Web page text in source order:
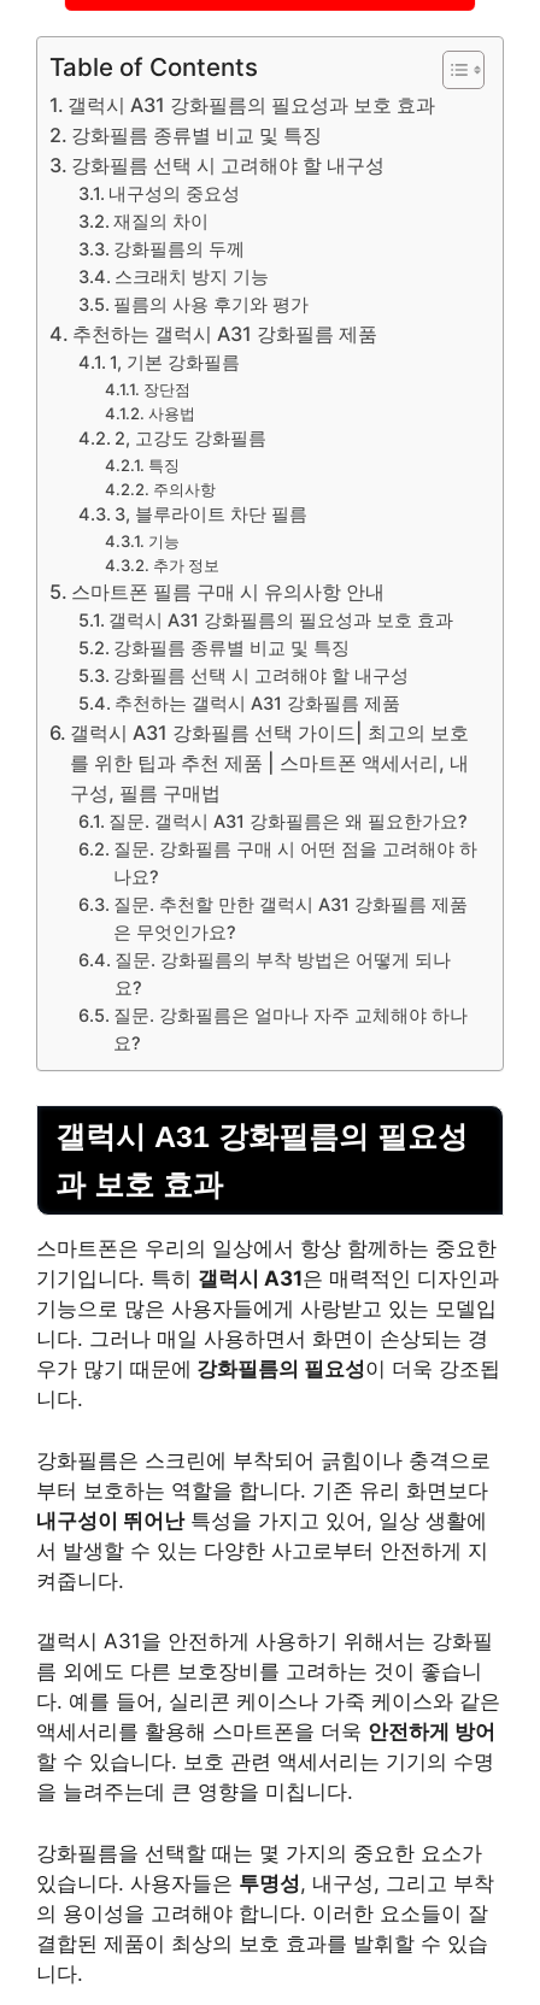
Table of Contents
갤럭시 A31 강화필름의 필요성과 보호 효과
강화필름 종류별 비교 및 특징
강화필름 선택 시 고려해야 할 내구성
내구성의 중요성
재질의 차이
강화필름의 두께
스크래치 방지 기능
필름의 사용 후기와 평가
추천하는 갤럭시 A31 강화필름 제품
1, 기본 강화필름
장단점
사용법
2, 고강도 강화필름
특징
주의사항
3, 블루라이트 차단 필름
기능
추가 정보
스마트폰 필름 구매 시 유의사항 안내
갤럭시 A31 강화필름의 필요성과 보호 효과
강화필름 종류별 비교 및 특징
강화필름 선택 시 고려해야 할 내구성
추천하는 갤럭시 A31 강화필름 제품
갤럭시 A31 강화필름 선택 가이드| 최고의 보호
를 위한 팁과 추천 제품 | 스마트폰 액세서리, 내
구성, 필름 구매법
질문. 갤럭시 A31 강화필름은 왜 필요한가요?
질문. 강화필름 구매 시 어떤 점을 고려해야 하
나요?
질문. 추천할 만한 갤럭시 A31 강화필름 제품
은 무엇인가요?
질문. 강화필름의 부착 방법은 어떻게 되나
요?
질문. 강화필름은 얼마나 자주 교체해야 하나
요?
갤럭시 A31 강화필름의 필요성
과 보호 효과
스마트폰은 우리의 일상에서 항상 함께하는 중요한
기기입니다. 특히 갤럭시 A31은 매력적인 디자인과
기능으로 많은 사용자들에게 사랑받고 있는 모델입
니다. 그러나 매일 사용하면서 화면이 손상되는 경
우가 많기 때문에 강화필름의 필요성이 더욱 강조됩
니다.
강화필름은 스크린에 부착되어 긁힘이나 충격으로
부터 보호하는 역할을 합니다. 기존 유리 화면보다
내구성이 뛰어난특성을 가지고 있어, 일상 생활에
서 발생할 수 있는 다양한 사고로부터 안전하게 지
켜줍니다.
갤럭시 A31을 안전하게 사용하기 위해서는 강화필
름 외에도 다른 보호장비를 고려하는 것이 좋습니
다. 예를 들어, 실리콘 케이스나 가죽 케이스와 같은
액세서리를 활용해 스마트폰을 더욱 안전하게 방어
할 수 있습니다. 보호 관련 액세서리는 기기의 수명
을 늘려주는데 큰 영향을 미칩니다.
강화필름을 선택할 때는 몇 가지의 중요한 요소가
있습니다. 사용자들은 투명성, 내구성, 그리고 부착
의 용이성을 고려해야 합니다. 이러한 요소들이 잘
결합된 제품이 최상의 보호 효과를 발휘할 수 있습
니다.